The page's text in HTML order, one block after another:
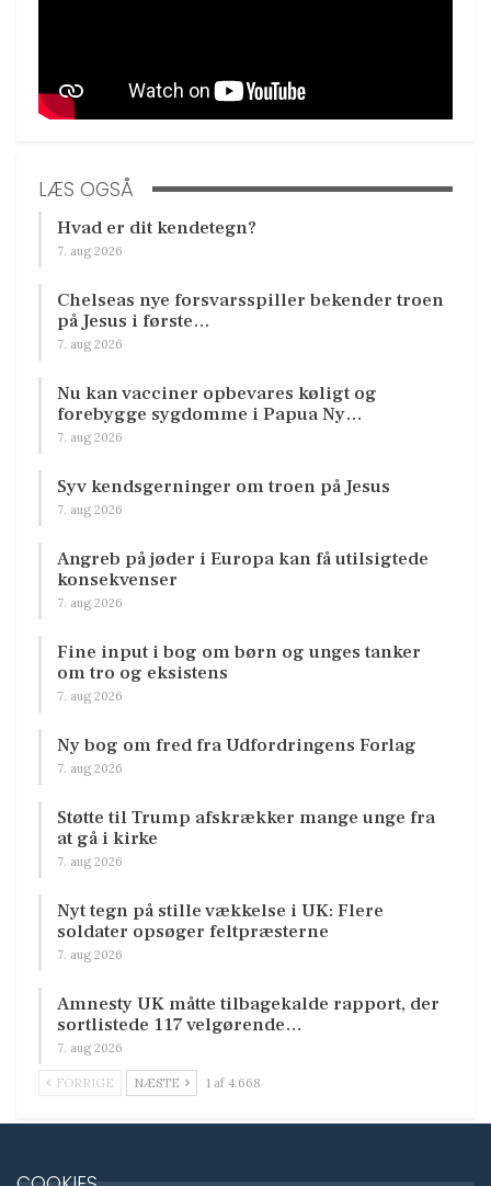
LÆS OGSÅ
Hvad er dit kendetegn?
7. aug 2026
Chelseas nye forsvarsspiller bekender troen
på Jesus i første…
7. aug 2026
Nu kan vacciner opbevares køligt og
forebygge sygdomme i Papua Ny…
7. aug 2026
Syv kendsgerninger om troen på Jesus
7. aug 2026
Angreb på jøder i Europa kan få utilsigtede
konsekvenser
7. aug 2026
Fine input i bog om børn og unges tanker
om tro og eksistens
7. aug 2026
Ny bog om fred fra Udfordringens Forlag
7. aug 2026
Støtte til Trump afskrækker mange unge fra
at gå i kirke
7. aug 2026
Nyt tegn på stille vækkelse i UK: Flere
soldater opsøger feltpræsterne
7. aug 2026
Amnesty UK måtte tilbagekalde rapport, der
sortlistede 117 velgørende…
7. aug 2026
FORRIGE NÆSTE 1 af 4.668